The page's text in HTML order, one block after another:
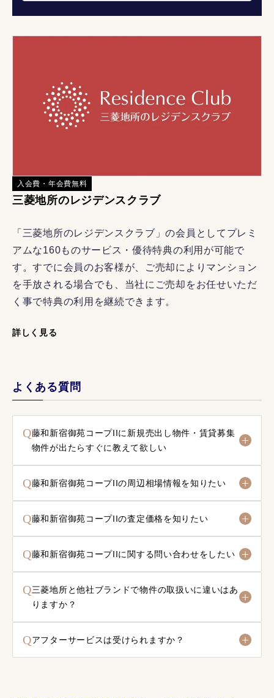
入会費・年会費無料
三菱地所のレジデンスクラブ
「三菱地所のレジデンスクラブ」の会員としてプレミ
アムな160ものサービス・優待特典の利用が可能で
す。すでに会員のお客様が、ご売却によりマンション
を手放される場合でも、当社にご売却をお任せいただ
く事で特典の利用を継続できます。
詳しく見る
よくある質問
Q藤和新宿御苑コープIIに新規売出し物件・賃貸募集
物件が出たらすぐに教えて欲しい
Q藤和新宿御苑コープIIの周辺相場情報を知りたい
Q藤和新宿御苑コープIIの査定価格を知りたい
Q藤和新宿御苑コープIIに関する問い合わせをしたい
Q三菱地所と他社ブランドで物件の取扱いに違いはあ
りますか？
Qアフターサービスは受けられますか？